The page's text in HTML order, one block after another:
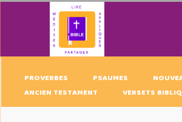
PROVERBES PSAUMES
ANCIEN TESTAMENT
VERSETS